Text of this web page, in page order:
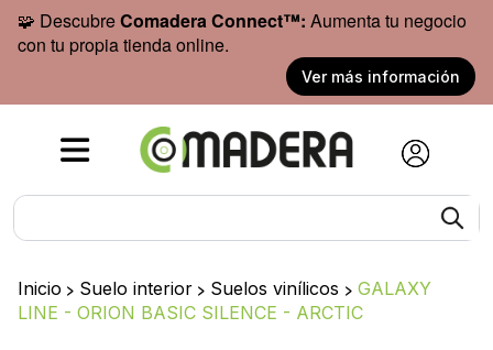
🧩 DescubreComadera Connect™: Aumenta tu negocio
con tu propia tienda online.
Ver más información
Inicio > Suelo interior > Suelos vinílicos > GALAXY
LINE - ORION BASIC SILENCE - ARCTIC